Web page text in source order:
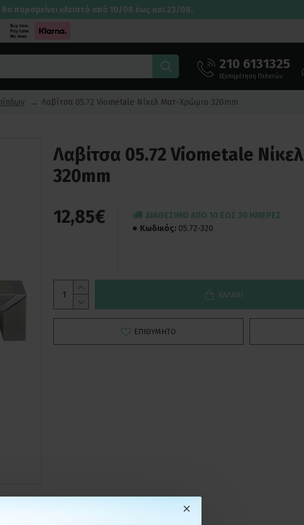
παραμείνει κλειστό από 10/08 έως και 23/08.
210 6131325
Εξυπηρέτηση Πελατών
Λαβίτσα 05.72 Viometale Νίκελ Ματ-Χρώμιο 320mm
Λαβίτσα 05.72 Viometale
320mm
12,85€
ΔΙΑΘΈΣΙΜΟ ΑΠΌ 10 ΈΩΣ 30 ΗΜΈΡΕΣ
Κωδικός: 05.72-320
ΚΑΛΆΘΙ
ΕΠΙΘΥΜΗΤΌ